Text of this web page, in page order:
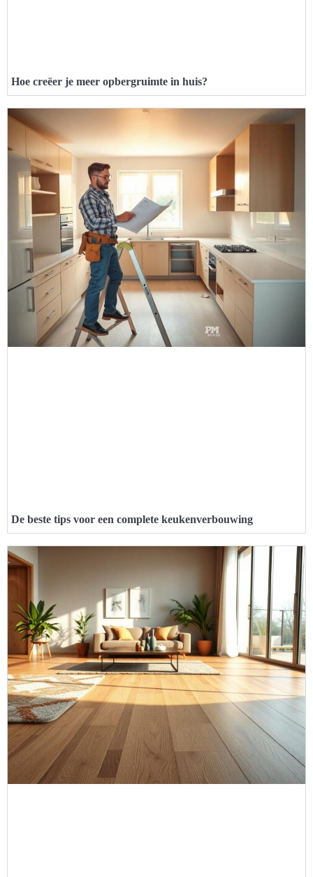
Hoe creëer je meer opbergruimte in huis?
De beste tips voor een complete keukenverbouwing